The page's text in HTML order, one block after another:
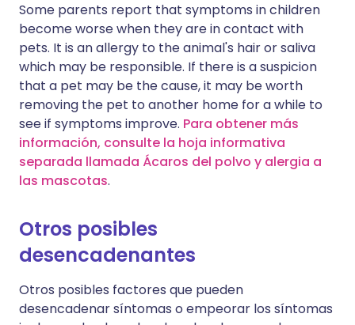
Some parents report that symptoms in children
become worse when they are in contact with
pets. It is an allergy to the animal's hair or saliva
which may be responsible. If there is a suspicion
that a pet may be the cause, it may be worth
removing the pet to another home for a while to
see if symptoms improve. Para obtener más
información, consulte la hoja informativa
separada llamada Ácaros del polvo y alergia a
las mascotas.
Otros posibles
desencadenantes
Otros posibles factores que pueden
desencadenar síntomas o empeorar los síntomas